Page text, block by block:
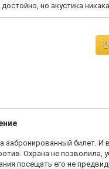
но акустика
забронированный билет.
Охрана не позволила,
посещать его не